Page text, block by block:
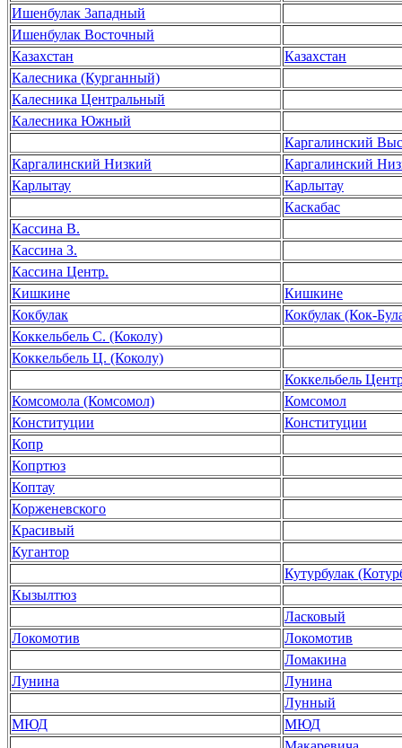
Ишенбулак 3ападный
Ишенбулак Восточный
Казахстан
Казахстан
Калесника (Курганный)
Калесника Центральный
Калесника Южный
Каргалинский
Каргалинский Низкий
Каргалинский
Карлытау
Карлытау
Каскабас
Кассина В.
Кассина З.
Кассина Центр.
Кишкине
Кишкине
Кокбулак
Кокбулак (Кок-
Коккельбель С. (Коколу)
Коккельбель Ц. (Коколу)
Коккельбель
Комсомола (Комсомол)
Комсомол
Конституции
Конституции
Копр
Копртюз
Коптау
Корженевского
Красивый
Кугантор
Кутурбулак
Кызылтюз
Ласковый
Локомотив
Локомотив
Ломакина
Лунина
Лунина
Лунный
МЮД
МЮД